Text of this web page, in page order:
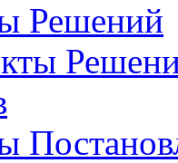
Решений